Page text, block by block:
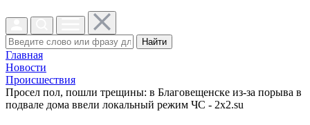
Найти
Главная
Новости
Проиcшествия
Просел пол, пошли трещины: в Благовещенске из-за порыва в
подвале дома ввели локальный режим ЧС - 2x2.su